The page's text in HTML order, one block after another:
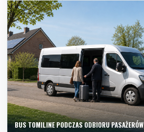
BUS TOMILINE PODCZAS ODBIORU PASAŻERÓW